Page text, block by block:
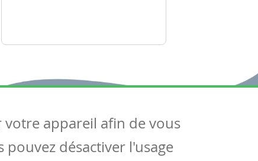
nous
nous
votre appareil afin de vous
désactiver l'usage